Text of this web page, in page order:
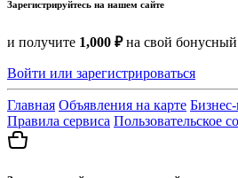
Зарегистрируйтесь на нашем сайте
и получите 1,000 ₽на свой бонусный
Войти или зарегистрироваться
Главная Объявления на карте
Правила сервиса Пользовательское